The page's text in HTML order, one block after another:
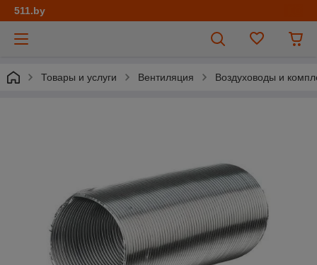
511.by
Товары и услуги Вентиляция Воздуховоды и